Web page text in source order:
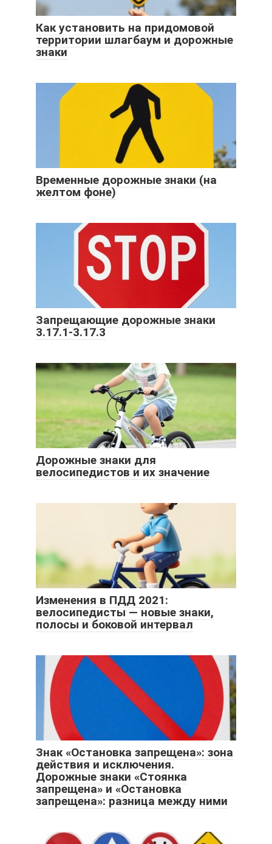
Как установить на придомовой
территории шлагбаум и дорожные
знаки
Временные дорожные знаки (на
желтом фоне)
Запрещающие дорожные знаки
3.17.1-3.17.3
Дорожные знаки для
велосипедистов и их значение
Изменения в ПДД 2021:
велосипедисты — новые знаки,
полосы и боковой интервал
Знак «Остановка запрещена»: зона
действия и исключения.
Дорожные знаки «Стоянка
запрещена» и «Остановка
запрещена»: разница между ними